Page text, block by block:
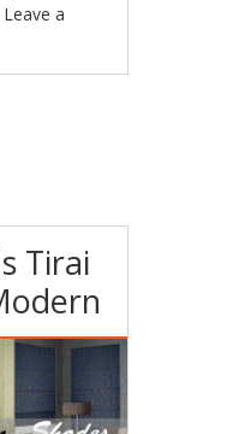
Leave a
Tirai